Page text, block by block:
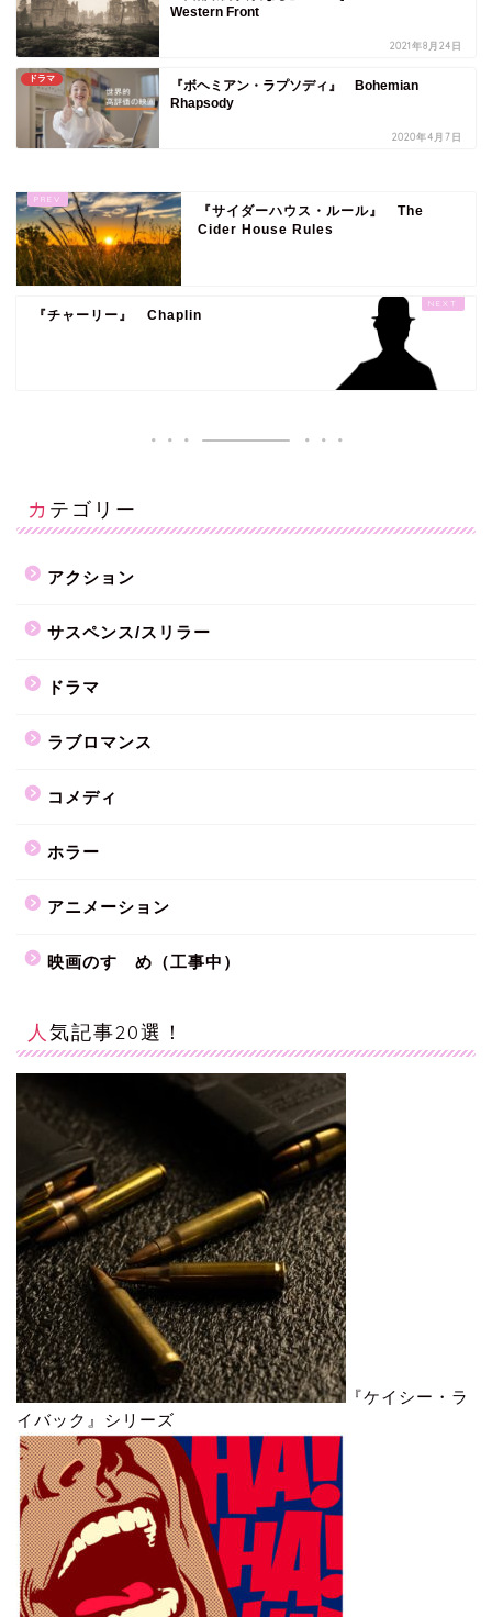
Western Front
2021年8月24日
ドラマ
『ボヘミアン・ラプソディ』 Bohemian
Rhapsody
2020年4月7日
『サイダーハウス・ルール』 The
Cider House Rules
『チャーリー』 Chaplin
カテゴリー
アクション
サスペンス/スリラー
ドラマ
ラブロマンス
コメディ
ホラー
アニメーション
映画のすゝめ（工事中）
人気記事20選！
『ケイシー・ラ
イバック』シリーズ